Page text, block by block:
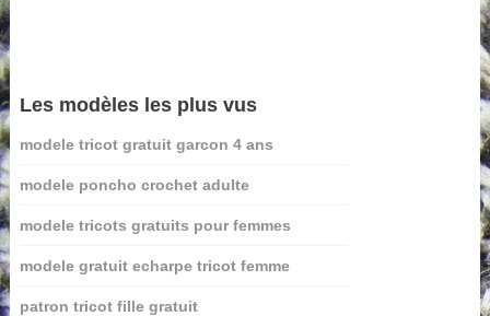
Les modèles les plus vus
modele tricot gratuit garcon 4 ans
modele poncho crochet adulte
modele tricots gratuits pour femmes
modele gratuit echarpe tricot femme
patron tricot fille gratuit